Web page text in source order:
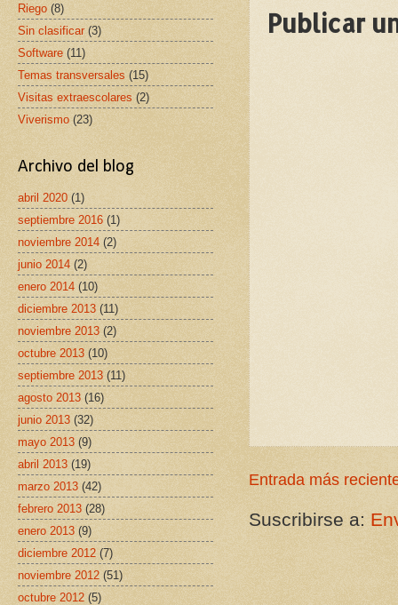
Publicar
Entrada más
Suscribirse a:
Riego (8)
Sin clasificar (3)
Software (11)
Temas transversales (15)
Visitas extraescolares (2)
Viverismo (23)
Archivo del blog
abril 2020 (1)
septiembre 2016 (1)
noviembre 2014 (2)
junio 2014 (2)
enero 2014 (10)
diciembre 2013 (11)
noviembre 2013 (2)
octubre 2013 (10)
septiembre 2013 (11)
agosto 2013 (16)
junio 2013 (32)
mayo 2013 (9)
abril 2013 (19)
marzo 2013 (42)
febrero 2013 (28)
enero 2013 (9)
diciembre 2012 (7)
noviembre 2012 (51)
octubre 2012 (5)